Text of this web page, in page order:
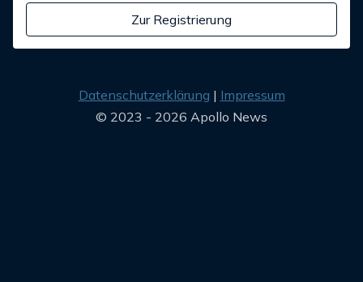
Zur Registrierung
Datenschutzerklärung
Impressum
© 2023 - 2026 Apollo News